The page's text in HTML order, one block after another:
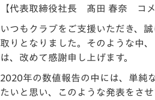
場）
応援メディア
平和祈念活動
【代表取締役社長 髙田 春奈 コメ
いつもクラブをご支援いただき、
取りとなりました。そのような中
は、改めて感謝申し上げます。
2020年の数値報告の中には、単純
たいと思い、このような発表をさせ